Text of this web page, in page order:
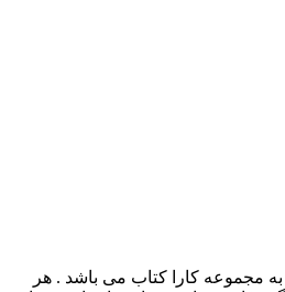
مجموعه کارا کتاب می باشد . هر